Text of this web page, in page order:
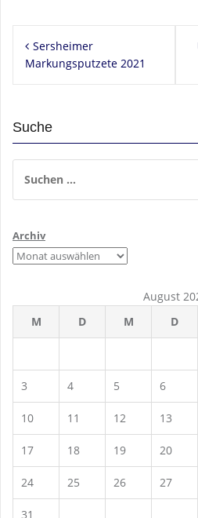
Beitragsnavigation
Sersheimer
Markungsputzete 2021
Suche
nach:
Archiv
August
M
D M D
3 4 5 6
10 11 12 13
17 18 19 20
24 25 26 27
31